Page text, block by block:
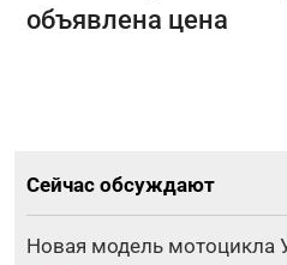
объявлена цена
Сейчас обсуждают
Новая модель мотоцикла